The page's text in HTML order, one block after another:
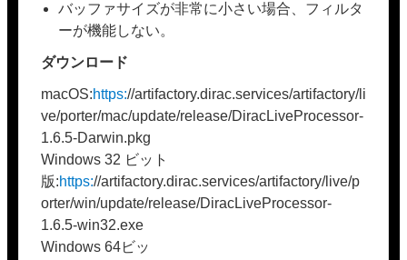
バッファサイズが非常に小さい場合、フィルタ
ーが機能しない。
ダウンロード
macOS:https://artifactory.dirac.services/artifactory/li
ve/porter/mac/update/release/DiracLiveProcessor-
1.6.5-Darwin.pkg
Windows 32 ビット
版:https://artifactory.dirac.services/artifactory/live/p
orter/win/update/release/DiracLiveProcessor-
1.6.5-win32.exe
Windows 64ビッ